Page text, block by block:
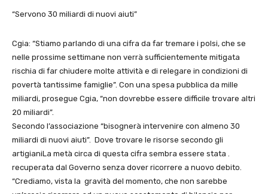
“Servono 30 miliardi di nuovi aiuti”
Cgia: “Stiamo parlando di una cifra da far tremare i polsi, che se
nelle prossime settimane non verrà sufficientemente mitigata
rischia di far chiudere molte attività e di relegare in condizioni di
povertà tantissime famiglie”. Con una spesa pubblica da mille
miliardi, prosegue Cgia, “non dovrebbe essere difficile trovare altri
20 miliardi”.
Secondo l’associazione “bisognerà intervenire con almeno 30
miliardi di nuovi aiuti”. Dove trovare le risorse secondo gli
artigianiLa metà circa di questa cifra sembra essere stata .
recuperata dal Governo senza dover ricorrere a nuovo debito.
“Crediamo, vista la gravità del momento, che non sarebbe